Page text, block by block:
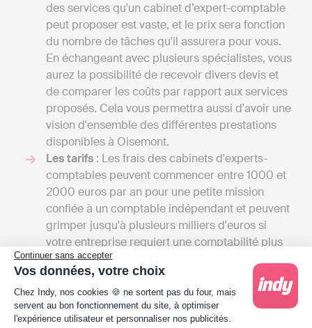
Continuer sans accepter
Vos données, votre choix
Plateforme de Gestion du Consentement :
Chez Indy, nos cookies 🍪 ne sortent pas du four, mais
servent au bon fonctionnement du site, à optimiser
l'expérience utilisateur et personnaliser nos publicités.
des services qu'un cabinet d’expert-comptable
peut proposer est vaste, et le prix sera fonction
du nombre de tâches qu'il assurera pour vous.
En échangeant avec plusieurs spécialistes, vous
aurez la possibilité de recevoir divers devis et
de comparer les coûts par rapport aux services
proposés. Cela vous permettra aussi d'avoir une
vision d'ensemble des différentes prestations
disponibles à Oisemont.
Les tarifs : Les frais des cabinets d'experts-
comptables peuvent commencer entre 1000 et
2000 euros par an pour une petite mission
confiée à un comptable indépendant et peuvent
grimper jusqu'à plusieurs milliers d'euros si
votre entreprise requiert une comptabilité plus
élaborée, comprenant la gestion de la paie ou
l'établissement d’un budget prévisionnel. Avec
Indy, vous pouvez tenir votre comptabilité et
transmettre vos déclarations fiscales en ligne